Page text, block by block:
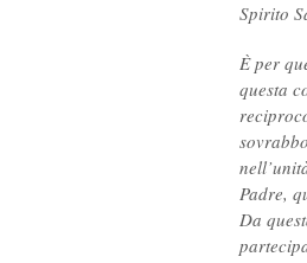
Spirito
È per
questa
Padre,
Da